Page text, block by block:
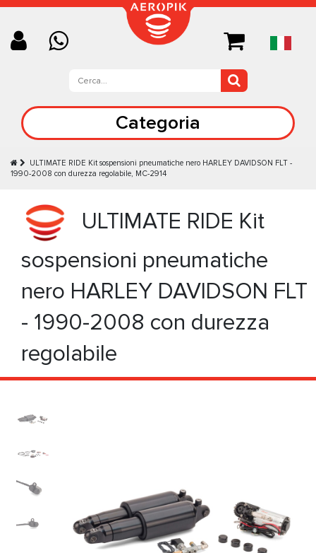
Categoria
ULTIMATE RIDE Kit sospensioni pneumatiche nero HARLEY DAVIDSON FLT -
1990-2008 con durezza regolabile, MC-2914
ULTIMATE RIDE Kit
sospensioni pneumatiche
nero HARLEY DAVIDSON FLT
- 1990-2008 con durezza
regolabile